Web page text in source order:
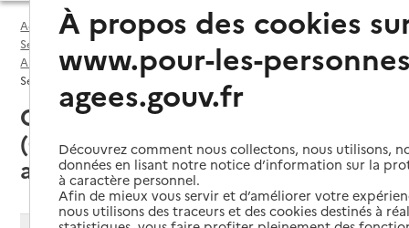
Accueil
Espace annuaire
Services autonomie à domicile (aide) par département
Alpes-de-Haute-Provence (04)
Service autonomie à domicile (aide)
Château-Arnoux-Saint-Auban
(04160) : liste des services
autonomie à domicile (aide)
À propos des cookies
www.pour-les-
agees.gouv.fr
Découvrez comment nous collectons, nous utilisons,
données en lisant notre notice d’information sur la
à caractère personnel.
Afin de mieux vous servir et d’améliorer votre
nous utilisons des traceurs et des cookies destinés à